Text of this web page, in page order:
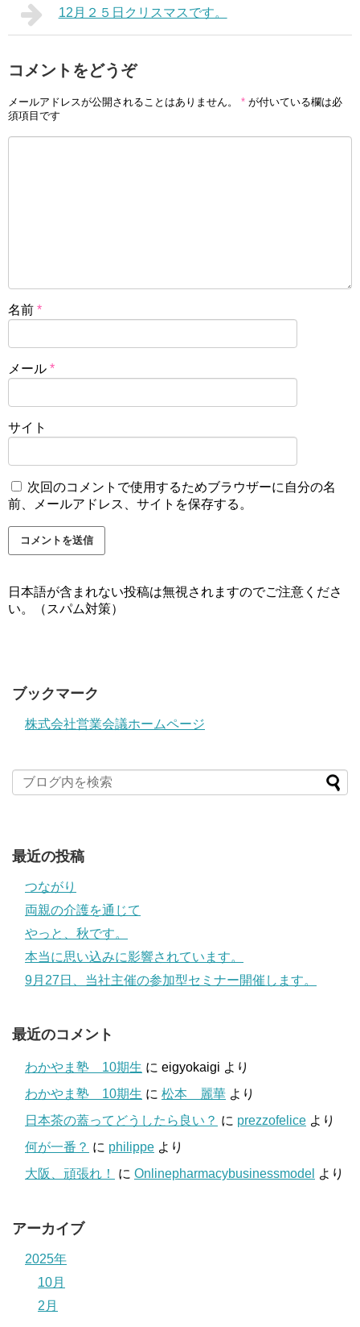
12月２５日クリスマスです。
コメントをどうぞ
メールアドレスが公開されることはありません。 * が付いている欄は必
須項目です
名前 *
メール *
サイト
次回のコメントで使用するためブラウザーに自分の名
前、メールアドレス、サイトを保存する。
日本語が含まれない投稿は無視されますのでご注意くださ
い。（スパム対策）
ブックマーク
株式会社営業会議ホームページ
最近の投稿
つながり
両親の介護を通じて
やっと、秋です。
本当に思い込みに影響されています。
9月27日、当社主催の参加型セミナー開催します。
最近のコメント
わかやま塾 10期生 に eigyokaigi より
わかやま塾 10期生 に 松本 麗華 より
日本茶の蓋ってどうしたら良い？ に prezzofelice より
何が一番？ に philippe より
大阪、頑張れ！
に Onlinepharmacybusinessmodel より
アーカイブ
2025年
10月
2月